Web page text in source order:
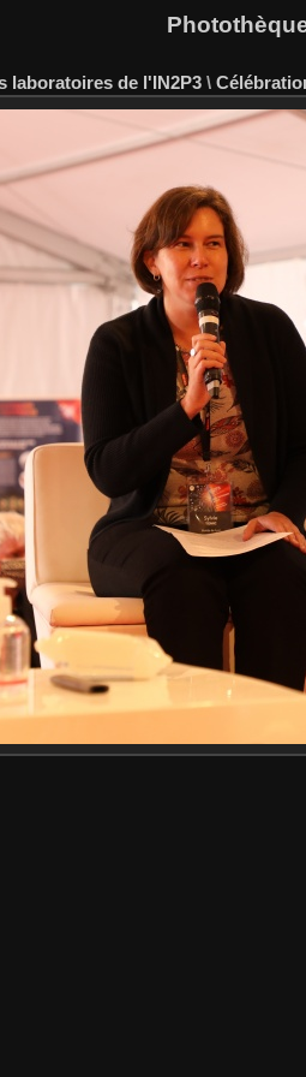
laboratoires de l'IN2P3 \